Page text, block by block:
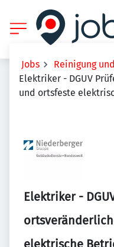
Jobs
Reinigung
Elektriker - DGUV
und ortsfeste
Elektriker -
elektrische